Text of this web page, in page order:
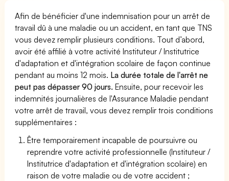
Afin de bénéficier d'une indemnisation pour un arrêt de
travail dû à une maladie ou un accident, en tant que TNS
vous devez remplir plusieurs conditions. Tout d’abord,
avoir été affilié à votre activité Instituteur / Institutrice
d'adaptation et d'intégration scolaire de façon continue
pendant au moins 12 mois. La durée totale de l'arrêt ne
peut pas dépasser 90 jours. Ensuite, pour recevoir les
indemnités journalières de l'Assurance Maladie pendant
votre arrêt de travail, vous devez remplir trois conditions
supplémentaires :
Être temporairement incapable de poursuivre ou
reprendre votre activité professionnelle (Instituteur /
Institutrice d'adaptation et d'intégration scolaire) en
raison de votre maladie ou de votre accident ;